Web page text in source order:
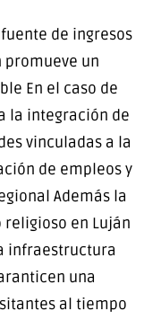
de ingresos
un
En el caso de
la integración de
vinculadas a la
de empleos y
Además la
en Luján
infraestructura
una
al tiempo